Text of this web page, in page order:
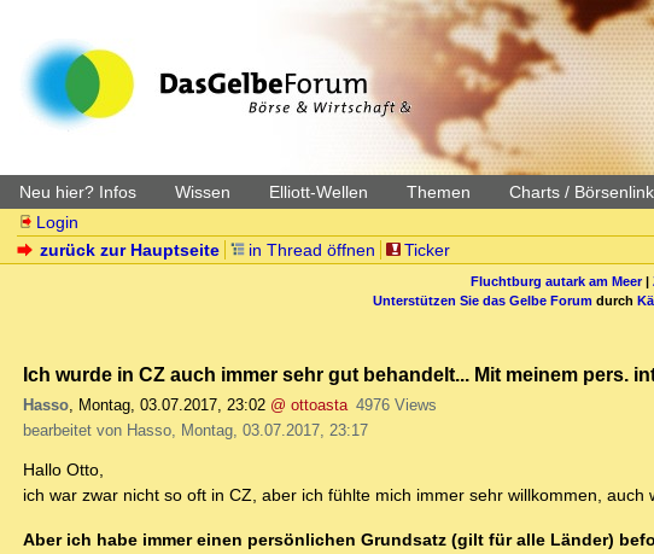
Neu hier? Infos Wissen Elliott-Wellen Themen Charts /
Login
zurück zur Hauptseite
in Thread öffnen Ticker
Fluchtburg autark am Meer|
Unterstützen Sie das Gelbe Forum durch
Ich wurde in CZ auch immer sehr gut behandelt... Mit meinem pers.
Hasso, Montag, 03.07.2017, 23:02 @ ottoasta 4976 Views
bearbeitet von Hasso, Montag, 03.07.2017, 23:17
Hallo Otto,
ich war zwar nicht so oft in CZ, aber ich fühlte mich immer sehr willkommen, auch
Aber ich habe immer einen persönlichen Grundsatz (gilt für alle Länder)